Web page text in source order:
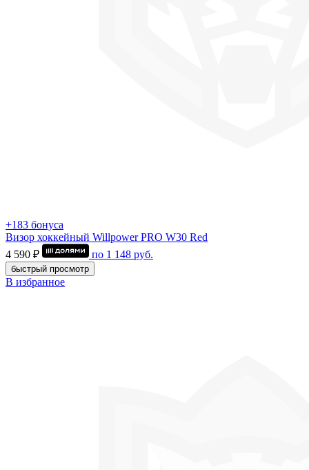
+183 бонуса
Визор хоккейный Willpower PRO W30 Red
4 590 ₽
по 1 148 руб.
быстрый просмотр
В избранное